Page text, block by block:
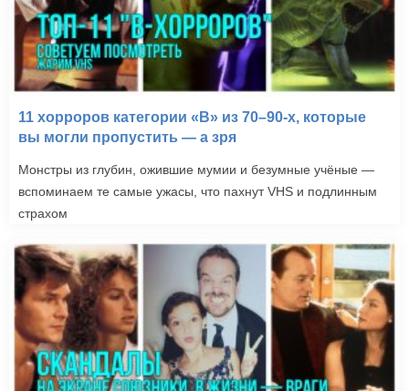
11 хорроров категории «B» из 70–90-х, которые
вы могли пропустить — а зря
Монстры из глубин, ожившие мумии и безумные учёные —
вспоминаем те самые ужасы, что пахнут VHS и подлинным
страхом